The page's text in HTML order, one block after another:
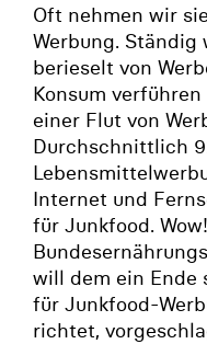
Oft nehmen wir
Werbung.
berieselt von
Konsum
einer Flut von
Durchschnittlich
Internet und
für Junkfood. Wow!
will dem ein Ende
für Junkfood-
richtet,